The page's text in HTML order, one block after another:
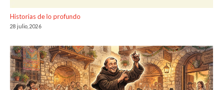
Historias de lo profundo
28 julio, 2026